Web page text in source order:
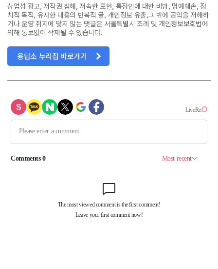
상업성 광고, 저작권 침해, 저속한 표현, 특정인에 대한 비방, 명예훼손, 정
치적 목적, 유사한 내용의 반복적 글, 개인정보 유출,그 밖에 공익을 저해하
거나 운영 취지에 맞지 않는 댓글은 서울특별시 조례 및 개인정보보호법에
의해 통보없이 삭제될 수 있습니다.
응답소 누리집 바로가기